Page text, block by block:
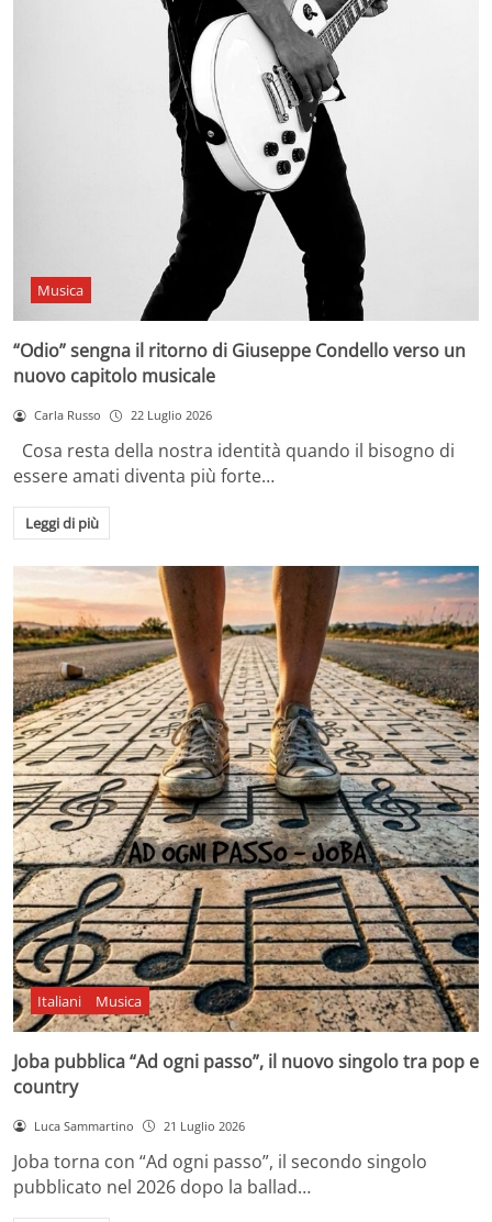
Musica
“Odio” sengna il ritorno di Giuseppe Condello verso un
nuovo capitolo musicale
Carla Russo 22 Luglio 2026
Cosa resta della nostra identità quando il bisogno di
essere amati diventa più forte…
Leggi di più
Italiani Musica
Joba pubblica “Ad ogni passo”, il nuovo singolo tra pop e
country
Luca Sammartino 21 Luglio 2026
Joba torna con “Ad ogni passo”, il secondo singolo
pubblicato nel 2026 dopo la ballad…